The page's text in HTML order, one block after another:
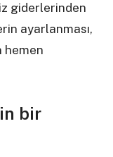
giderlerinden
ayarlanması,
hemen
bir